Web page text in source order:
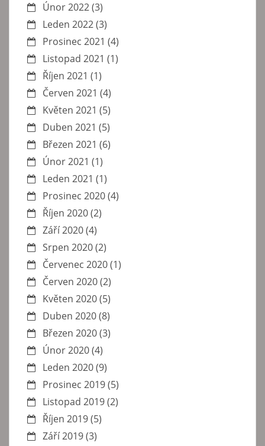
Únor 2022(3)
Leden 2022(3)
Prosinec 2021 (4)
Listopad 2021 (1)
Říjen 2021 (1)
Červen 2021 (4)
Květen 2021 (5)
Duben 2021 (5)
Březen 2021 (6)
Únor 2021 (1)
Leden 2021 (1)
Prosinec 2020(4)
Říjen 2020(2)
Září 2020(4)
Srpen 2020(2)
Červenec 2020(1)
Červen 2020(2)
Květen 2020(5)
Duben 2020(8)
Březen 2020(3)
Únor 2020(4)
Leden 2020(9)
Prosinec 2019(5)
Listopad 2019(2)
Říjen 2019(5)
Září 2019(3)